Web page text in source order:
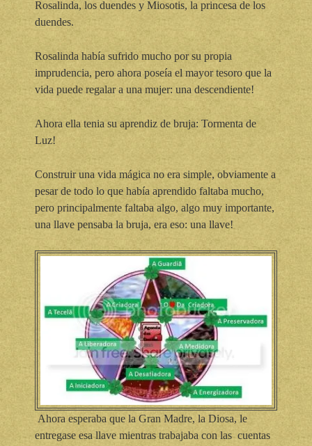
Rosalinda, los duendes y Miosotis, la princesa de los
duendes.
Rosalinda había sufrido mucho por su propia
imprudencia, pero ahora poseía el mayor tesoro que la
vida puede regalar a una mujer: una descendiente!
Ahora ella tenia su aprendiz de bruja: Tormenta de
Luz!
Construir una vida mágica no era simple, obviamente a
pesar de todo lo que había aprendido faltaba mucho,
pero principalmente faltaba algo, algo muy importante,
una llave pensaba la bruja, era eso: una llave!
Ahora esperaba que la Gran Madre, la Diosa, le
entregase esa llave mientras trabajaba con las cuentas